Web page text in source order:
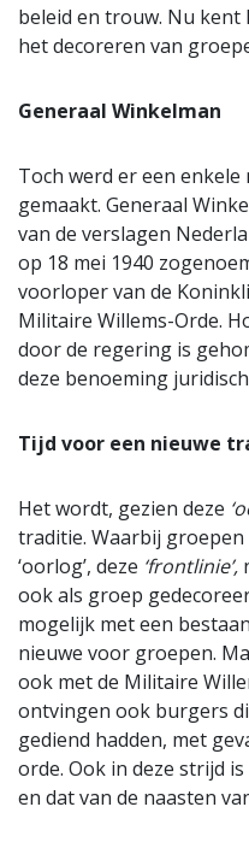
beleid en trouw. Nu
het decoreren van
Generaal Winkelman
Toch werd er een
gemaakt. Generaal
van de verslagen
op 18 mei 1940
voorloper van de
Militaire Willems-Orde.
door de regering is
deze benoeming
Tijd voor een nieuwe
Het wordt, gezien deze
traditie. Waarbij
‘oorlog’, deze ‘frontlinie’,
ook als groep
mogelijk met een
nieuwe voor groepen.
ook met de Militaire
ontvingen ook burgers
gediend hadden, met
orde. Ook in deze strijd
en dat van de naasten